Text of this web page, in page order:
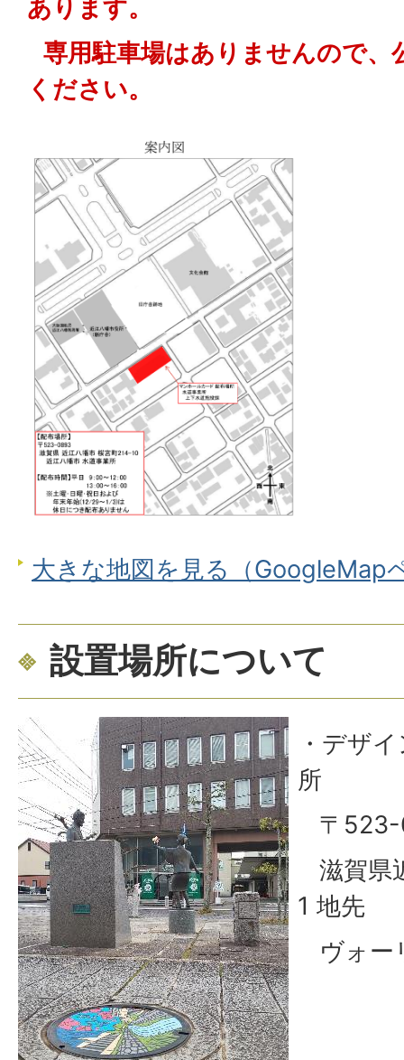
あります。
専用駐車場はありませんので、
ください。
大きな地図を見る（GoogleMap
設置場所について
・デザ
所
〒
滋賀県
1 地先
ヴォー